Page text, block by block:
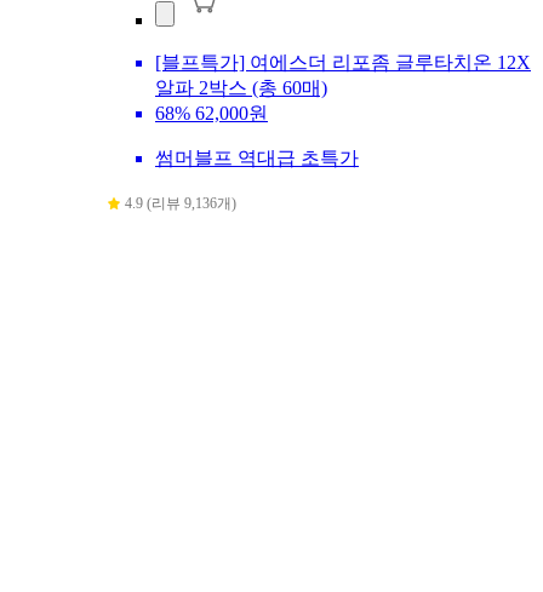
[블프특가] 여에스더 리포좀 글루타치온 12X
알파 2박스 (총 60매)
68% 62,000원
썸머블프 역대급 초특가
4.9 (리뷰 9,136개)